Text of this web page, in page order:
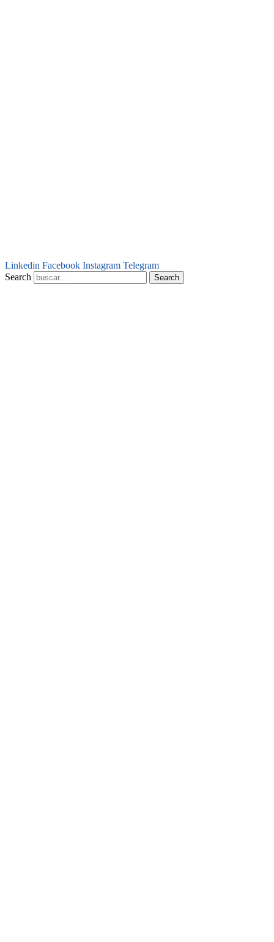
Linkedin Facebook Instagram Telegram
Search
Search